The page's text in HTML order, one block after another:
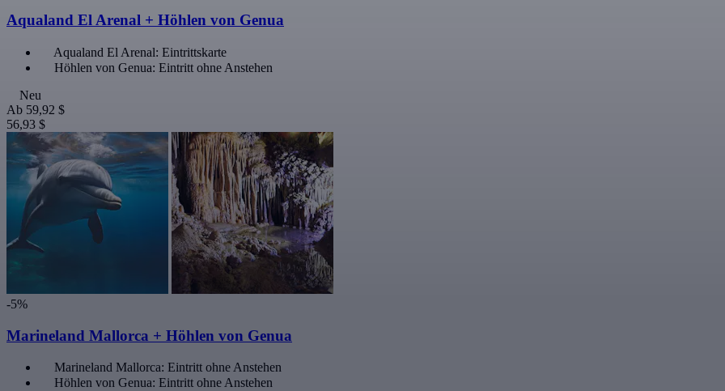
Aqualand El Arenal + Höhlen von Genua
Aqualand El Arenal: Eintrittskarte
Höhlen von Genua: Eintritt ohne Anstehen
Neu
Ab 59,92 $
56,93 $
-5%
Marineland Mallorca + Höhlen von Genua
Marineland Mallorca: Eintritt ohne Anstehen
Höhlen von Genua: Eintritt ohne Anstehen